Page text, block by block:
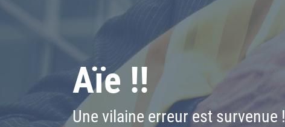
Aïe !!
Une vilaine erreur est survenue !